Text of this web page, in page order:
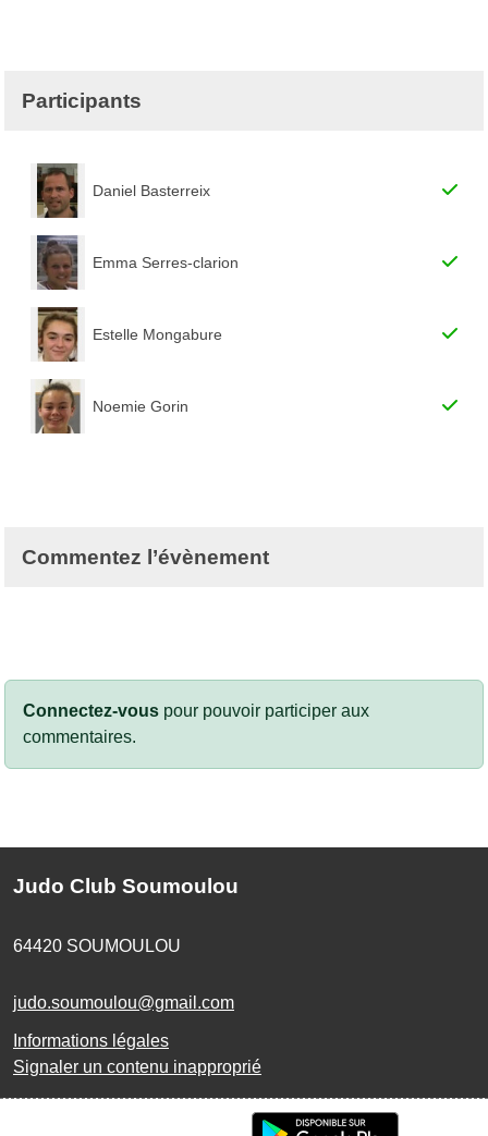
Participants
Daniel Basterreix
Emma Serres-clarion
Estelle Mongabure
Noemie Gorin
Commentez l’évènement
Connectez-vous pour pouvoir participer aux
commentaires.
Judo Club Soumoulou
64420 SOUMOULOU
judo.soumoulou@gmail.com
Informations légales
Signaler un contenu inapproprié